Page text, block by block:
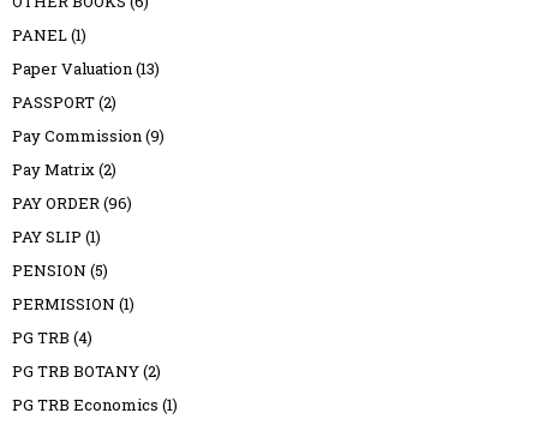
PANEL(1)
Paper Valuation(13)
PASSPORT(2)
Pay Commission(9)
Pay Matrix(2)
PAY ORDER(96)
PAY SLIP (1)
PENSION (5)
PERMISSION (1)
PG TRB (4)
PG TRB BOTANY(2)
PG TRB Economics (1)